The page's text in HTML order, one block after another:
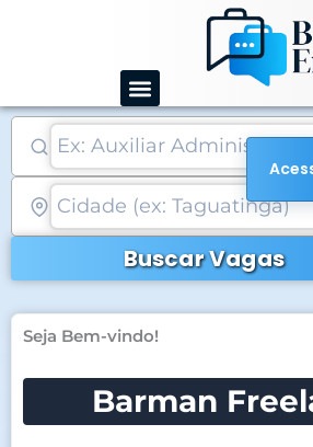
conteúdo
Buscar Vagas
Seja Bem-vindo!
Barman